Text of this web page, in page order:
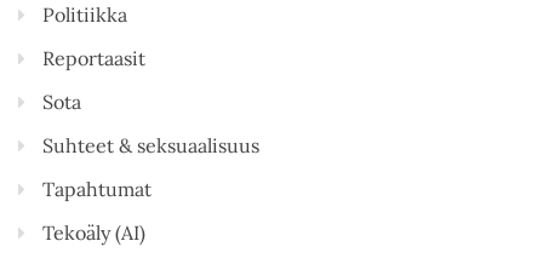
Politiikka
Reportaasit
Sota
Suhteet & seksuaalisuus
Tapahtumat
Tekoäly (AI)